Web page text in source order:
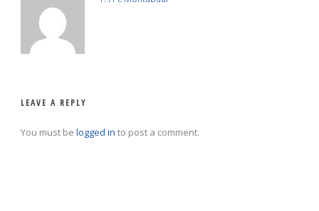
LEAVE A REPLY
You must be logged in to post a comment.